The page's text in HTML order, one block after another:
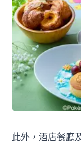
此外，酒店餐廳